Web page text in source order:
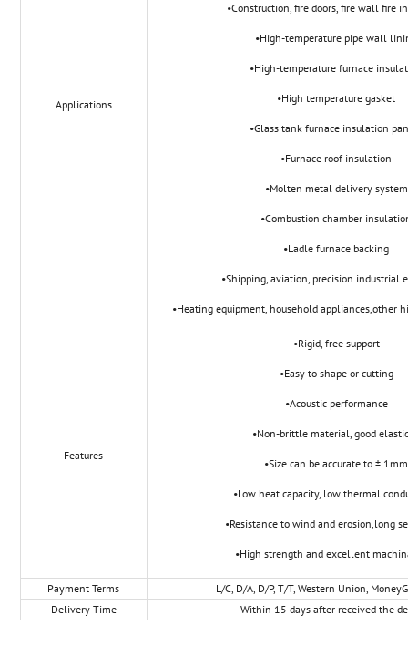
Applications
•Construction, fire doors, fire wall fire
•High-temperature pipe wall
•High-temperature furnace
•High temperature gasket
•Glass tank furnace insulation
•Furnace roof insulation
•Molten metal delivery system
•Combustion chamber
•Ladle furnace backing
•Shipping, aviation, precision industrial
•Heating equipment, household appliances,other
Features
•Rigid, free support
•Easy to shape or cutting
•Acoustic performance
•Non-brittle material, good
•Size can be accurate to ± 1mm
•Low heat capacity, low thermal
•Resistance to wind and erosion,long
•High strength and excellent
Payment Terms
L/C, D/A, D/P, T/T, Western Union,
Delivery Time
Within 15 days after received the